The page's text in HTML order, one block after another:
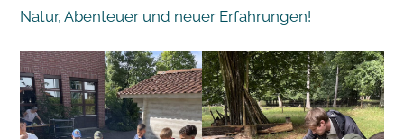
Natur, Abenteuer und neuer Erfahrungen!